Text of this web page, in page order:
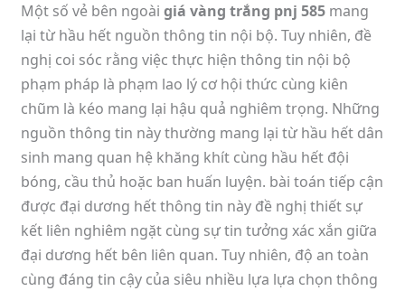
Một số vẻ bên ngoàigiá vàng trắng pnj 585 mang
lại từ hầu hết nguồn thông tin nội bộ. Tuy nhiên, đề
nghị coi sóc rằng việc thực hiện thông tin nội bộ
phạm pháp là phạm lao lý cơ hội thức cùng kiên
chũm là kéo mang lại hậu quả nghiêm trọng. Những
nguồn thông tin này thường mang lại từ hầu hết dân
sinh mang quan hệ khăng khít cùng hầu hết đội
bóng, cầu thủ hoặc ban huấn luyện. bài toán tiếp cận
được đại dương hết thông tin này đề nghị thiết sự
kết liên nghiêm ngặt cùng sự tin tưởng xác xắn giữa
đại dương hết bên liên quan. Tuy nhiên, độ an toàn
cùng đáng tin cậy của siêu nhiều lựa lựa chọn thông